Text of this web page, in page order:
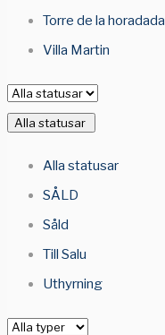
Torre de la horadada
Villa Martin
Alla statusar
Alla statusar
SÅLD
Såld
Till Salu
Uthyrning